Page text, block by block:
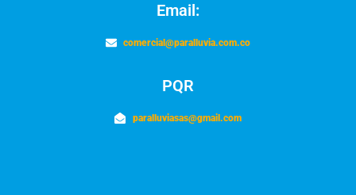
Email:
comercial@paralluvia.com.co
PQR
paralluviasas@gmail.com